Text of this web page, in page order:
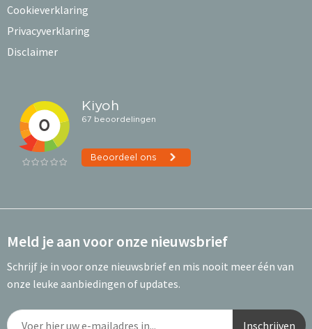
Cookieverklaring
Privacyverklaring
Disclaimer
Meld je aan voor onze nieuwsbrief
Schrijf je in voor onze nieuwsbrief en mis nooit meer één van
onze leuke aanbiedingen of updates.